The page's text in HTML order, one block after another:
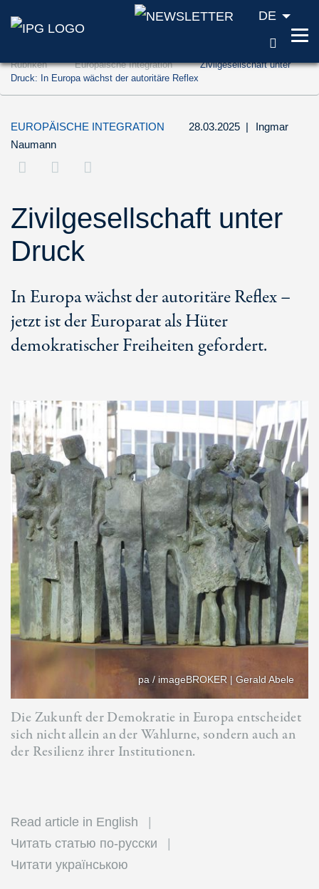
Zum Inhalt springen (Accesskey '1')
Zur Suche springen (Accesskey '2')
DE
Rubriken Europäische Integration
Zivilgesellschaft unter
Druck: In Europa wächst der autoritäre Reflex
EUROPÄISCHE INTEGRATION 28.03.2025 |
Ingmar
Naumann
Zivilgesellschaft unter
Druck
In Europa wächst der autoritäre Reflex –
jetzt ist der Europarat als Hüter
demokratischer Freiheiten gefordert.
pa / imageBROKER | Gerald Abele
Die Zukunft der Demokratie in Europa entscheidet
sich nicht allein an der Wahlurne, sondern auch an
der Resilienz ihrer Institutionen.
Read article in English
Читать статью по-русски
Читати українською